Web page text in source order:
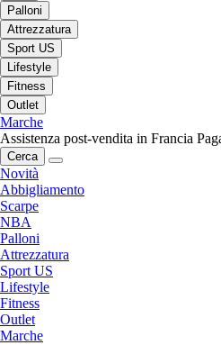
Palloni
Attrezzatura
Sport US
Lifestyle
Fitness
Outlet
Marche
Assistenza post-vendita in Francia
Cerca
Novità
Abbigliamento
Scarpe
NBA
Palloni
Attrezzatura
Sport US
Lifestyle
Fitness
Outlet
Marche